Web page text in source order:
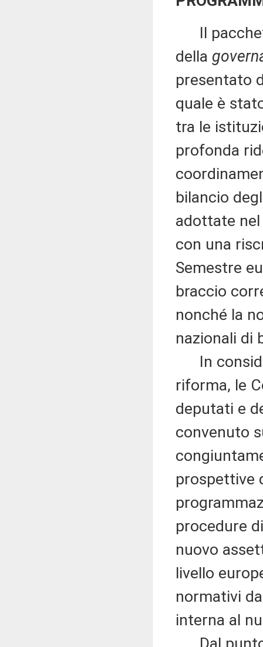
Il
della
presentato
quale è
tra le
profonda
bilancio
adottate
con una
Semestre
braccio
nonché la
nazionali di
In
riforma, le
deputati e
convenuto
prospettive
procedure
nuovo
livello
normativi
interna al